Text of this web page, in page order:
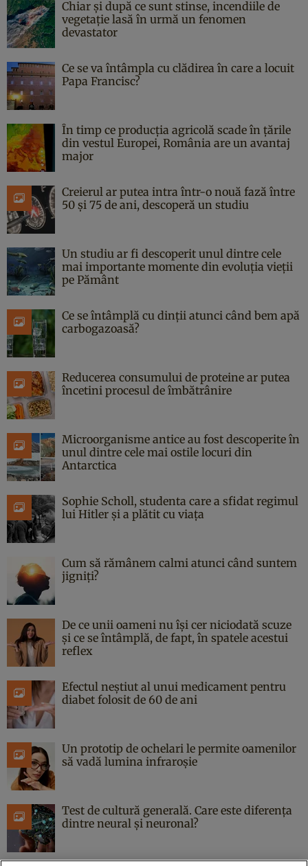
Chiar și după ce sunt stinse, incendiile de
vegetație lasă în urmă un fenomen
devastator
Ce se va întâmpla cu clădirea în care a locuit
Papa Francisc?
În timp ce producția agricolă scade în țările
din vestul Europei, România are un avantaj
major
Creierul ar putea intra într-o nouă fază între
50 și 75 de ani, descoperă un studiu
Un studiu ar fi descoperit unul dintre cele
mai importante momente din evoluția vieții
pe Pământ
Ce se întâmplă cu dinții atunci când bem apă
carbogazoasă?
Reducerea consumului de proteine ar putea
încetini procesul de îmbătrânire
Microorganisme antice au fost descoperite în
unul dintre cele mai ostile locuri din
Antarctica
Sophie Scholl, studenta care a sfidat regimul
lui Hitler și a plătit cu viața
Cum să rămânem calmi atunci când suntem
jigniți?
De ce unii oameni nu își cer niciodată scuze
și ce se întâmplă, de fapt, în spatele acestui
reflex
Efectul neștiut al unui medicament pentru
diabet folosit de 60 de ani
Un prototip de ochelari le permite oamenilor
să vadă lumina infraroșie
Test de cultură generală. Care este diferența
dintre neural și neuronal?